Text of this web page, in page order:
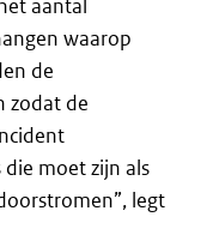
aantal
waarop
de
zodat de
die moet zijn als
legt